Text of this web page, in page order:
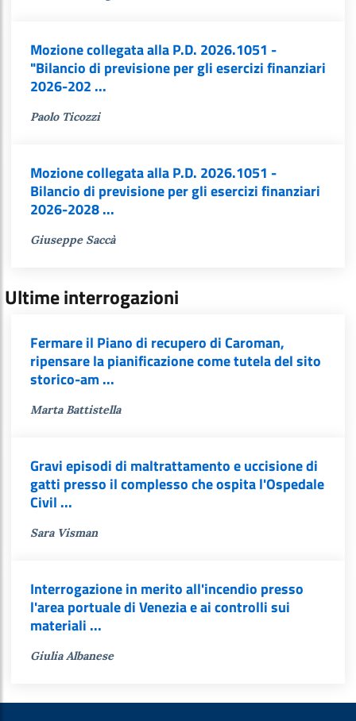
Mozione collegata alla P.D. 2026.1051 -
"Bilancio di previsione per gli esercizi finanziari
2026-202 ...
Paolo Ticozzi
Mozione collegata alla P.D. 2026.1051 -
Bilancio di previsione per gli esercizi finanziari
2026-2028 ...
Giuseppe Saccà
Ultime interrogazioni
Fermare il Piano di recupero di Caroman,
ripensare la pianificazione come tutela del sito
storico-am ...
Marta Battistella
Gravi episodi di maltrattamento e uccisione di
gatti presso il complesso che ospita l'Ospedale
Civil ...
Sara Visman
Interrogazione in merito all'incendio presso
l'area portuale di Venezia e ai controlli sui
materiali ...
Giulia Albanese